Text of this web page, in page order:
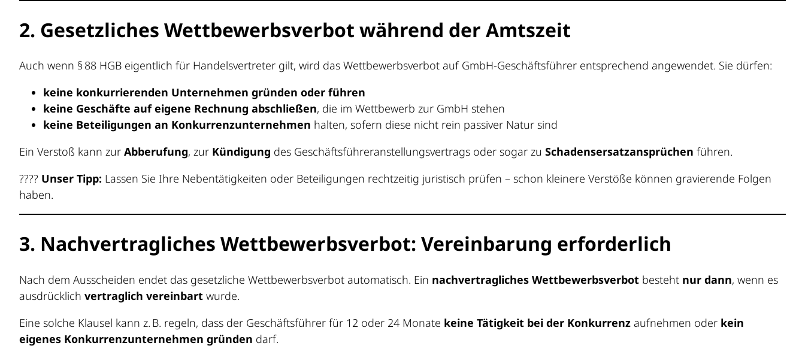
2. Gesetzliches Wettbewerbsverbot während der Amtszeit
Auch wenn § 88 HGB eigentlich für Handelsvertreter gilt, wird das Wettbewerbsverbot auf GmbH-Geschäftsführer entsprechend angewendet. Sie dürfen:
keine konkurrierenden Unternehmen gründen oder führen
keine Geschäfte auf eigene Rechnung abschließen, die im Wettbewerb zur GmbH stehen
keine Beteiligungen an Konkurrenzunternehmen halten, sofern diese nicht rein passiver Natur sind
Ein Verstoß kann zur Abberufung, zur Kündigung des Geschäftsführeranstellungsvertrags oder sogar zu Schadensersatzansprüchen führen.
???? Unser Tipp: Lassen Sie Ihre Nebentätigkeiten oder Beteiligungen rechtzeitig juristisch prüfen – schon kleinere Verstöße können gravierende Folgen
haben.
3. Nachvertragliches Wettbewerbsverbot: Vereinbarung erforderlich
Nach dem Ausscheiden endet das gesetzliche Wettbewerbsverbot automatisch. Ein nachvertragliches Wettbewerbsverbot besteht nur dann, wenn es
ausdrücklich vertraglich vereinbart wurde.
Eine solche Klausel kann z. B. regeln, dass der Geschäftsführer für 12 oder 24 Monate keine Tätigkeit bei der Konkurrenz aufnehmen oder kein
eigenes Konkurrenzunternehmen gründen darf.